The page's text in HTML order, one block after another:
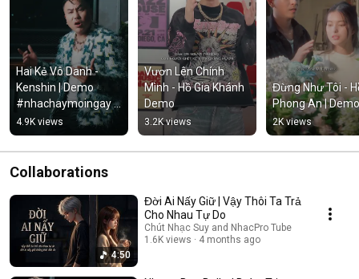
Hai Kẻ Vô Danh -
Kenshin | Demo
#nhachaymoingay
#tamtrang
4.9K views
Vươn Lên Chính
Mình - Hồ Gia Khánh
Demo
3.2K views
Đừng Như Tôi -
Phong An | Demo
2K views
Collaborations
4:50
Đời Ai Nấy Giữ | Vậy Thôi Ta Trả
Cho Nhau Tự Do
Chút Nhạc Suy and NhacPro Tube
1.6K views
4 months ago